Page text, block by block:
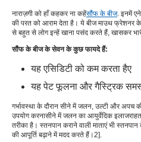
नाराज़गी को हाँ कहकर ना कहेंसौंफ के बीज. इनमें
की परत को आराम देता है। ये बीज माउथ
से बहुत से लोग इन्हें खाना पसंद करते हैं, खासकर
सौंफ के बीज के सेवन के कुछ फायदे हैं:
यह एसिडिटी को कम करता हैए
यह पेट फूलना और गैस्ट्रिक
गर्भावस्था के दौरान सीने में जलन, उल्टी और
उपयोग करनासीने में जलन का आयुर्वेदिक इलाज
तरीका है। स्तनपान कराने वाली माताएं भी
की आपूर्ति बढ़ाने में मदद करते हैं।2].